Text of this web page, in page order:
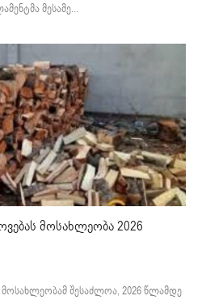
მესამე...
მოსახლეობა 2026
მოსახლეობამ შესაძლოა, 2026 წლამდე